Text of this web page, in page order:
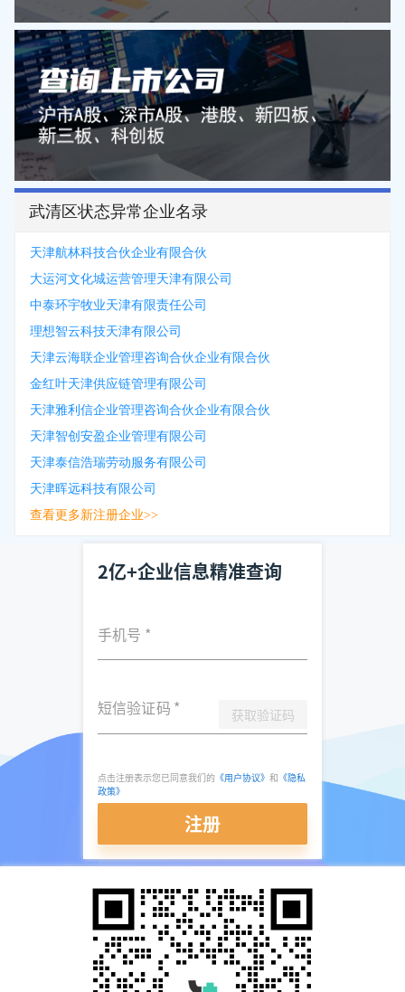
武清区状态异常企业名录
天津航林科技合伙企业有限合伙
大运河文化城运营管理天津有限公司
中泰环宇牧业天津有限责任公司
理想智云科技天津有限公司
天津云海联企业管理咨询合伙企业有限合伙
金红叶天津供应链管理有限公司
天津雅利信企业管理咨询合伙企业有限合伙
天津智创安盈企业管理有限公司
天津泰信浩瑞劳动服务有限公司
天津晖远科技有限公司
查看更多新注册企业>>
2亿+企业信息精准查询
手机号 *
短信验证码 * 获取验证码
点击注册表示您已同意我们的 《用户协议》 和 《隐私
政策》
注册